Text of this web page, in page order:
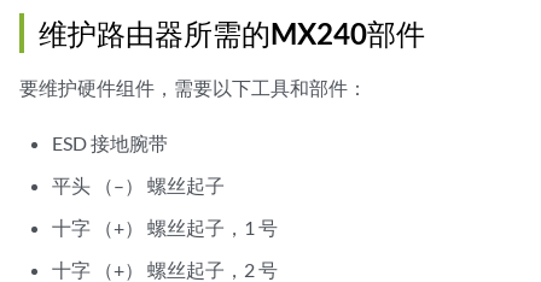
维护路由器所需的MX240部件
要维护硬件组件，需要以下工具和部件：
ESD 接地腕带
平头 （–） 螺丝起子
十字 （+） 螺丝起子，1 号
十字 （+） 螺丝起子，2 号